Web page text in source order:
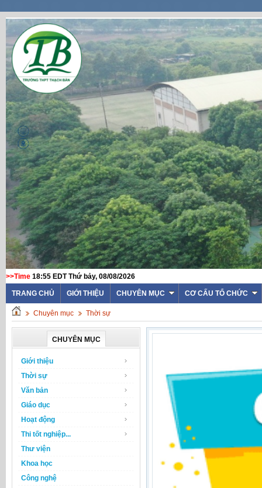
>>Time 18:55 EDT Thứ bảy, 08/08/2026
TRANG CHỦ GIỚI THIỆU CHUYÊN MỤC CƠ CẤU TỔ CHỨC
Chuyên mục Thời sự
CHUYÊN MỤC
Giới thiệu
Thời sự
Văn bản
Giáo dục
Hoạt động
Thi tốt nghiệp...
Thư viện
Khoa học
Công nghệ